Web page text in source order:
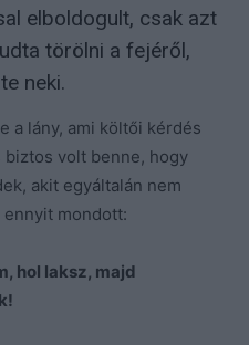
elboldogult, csak azt
törölni a fejéről,
neki.
a lány, ami költői kérdés
biztos volt benne, hogy
akit egyáltalán nem
ennyit mondott:
hol laksz, majd